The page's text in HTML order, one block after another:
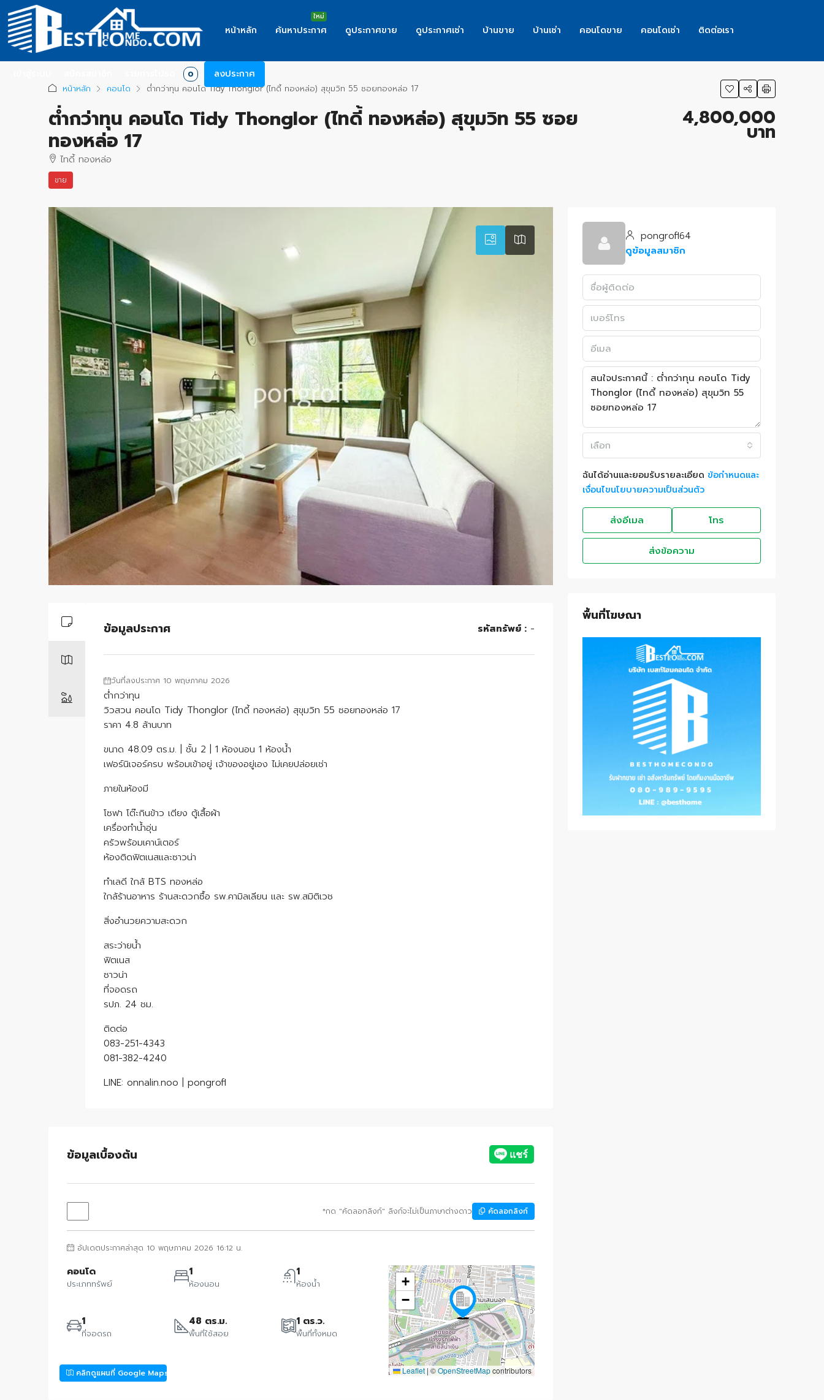
หน้าหลัก ค้นหาประกาศ ดูประกาศขาย ดูประกาศเช่า บ้านขาย บ้านเช่า คอนโดขาย คอนโดเช่า ติดต่อเรา
0 ลงประกาศ
หน้าหลัก คอนโด ต่ำกว่าทุน คอนโด Tidy Thonglor (ไทดี้ ทองหล่อ) สุขุมวิท 55 ซอยทองหล่อ 17
ต่ำกว่าทุน คอนโด Tidy Thonglor (ไทดี้ ทองหล่อ) สุขุมวิท 55 ซอย
ทองหล่อ 17
ไทดี้ ทองหล่อ
ขาย
4,800,000
บาท
ข้อมูลประกาศ รหัสทรัพย์ : -
วันที่ลงประกาศ 10 พฤษภาคม 2026
ต่ำกว่าทุน
วิวสวน คอนโด Tidy Thonglor (ไทดี้ ทองหล่อ) สุขุมวิท 55 ซอยทองหล่อ 17
ราคา 4.8 ล้านบาท
ขนาด 48.09 ตร.ม. | ชั้น 2 | 1 ห้องนอน 1 ห้องน้ำ
เฟอร์นิเจอร์ครบ พร้อมเข้าอยู่ เจ้าของอยู่เอง ไม่เคยปล่อยเช่า
ภายในห้องมี
โซฟา โต๊ะกินข้าว เตียง ตู้เสื้อผ้า
เครื่องทำน้ำอุ่น
ครัวพร้อมเคาน์เตอร์
ห้องติดฟิตเนสและซาวน่า
ทำเลดี ใกล้ BTS ทองหล่อ
ใกล้ร้านอาหาร ร้านสะดวกซื้อ รพ.คามิลเลียน และ รพ.สมิติเวช
สิ่งอำนวยความสะดวก
สระว่ายน้ำ
ฟิตเนส
ซาวน่า
ที่จอดรถ
รปภ. 24 ชม.
ติดต่อ
083-251-4343
081-382-4240
LINE: onnalin.noo | pongrofl
ข้อมูลเบื้องต้น
*กด "คัดลอกลิงก์" ลิงก์จะไม่เป็นภาษาต่างดาว คัดลอกลิงก์
อัปเดตประกาศล่าสุด 10 พฤษภาคม 2026 16:12 น.
คอนโด
ประเภททรัพย์
1
ห้องนอน
1
ห้องน้ำ
1
ที่จอดรถ
48 ตร.ม.
พื้นที่ใช้สอย
1 ตร.ว.
พื้นที่ทั้งหมด
คลิกดูแผนที่ Google Maps
+
−
Leaflet | ©OpenStreetMapcontributors
pongrofl64
ดูข้อมูลสมาชิก
เลือก
ฉันได้อ่านและยอมรับรายละเอียด ข้อกำหนดและ
เงื่อนไขนโยบายความเป็นส่วนตัว
ส่งอีเมล โทร
ส่งข้อความ
พื้นที่โฆษณา